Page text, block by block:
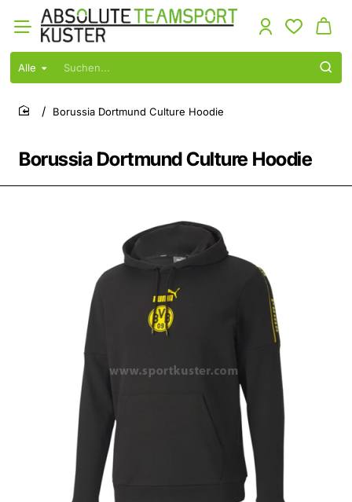
Alle
Suchen...
Borussia Dortmund Culture Hoodie
home
Borussia Dortmund Culture Hoodie